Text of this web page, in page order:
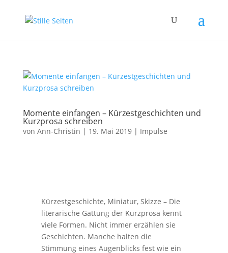
Momente einfangen – Kürzestgeschichten und
Kurzprosa schreiben
von Ann-Christin | 19. Mai 2019| Impulse
Kürzestgeschichte, Miniatur, Skizze – Die
literarische Gattung der Kurzprosa kennt
viele Formen. Nicht immer erzählen sie
Geschichten. Manche halten die
Stimmung eines Augenblicks fest wie ein